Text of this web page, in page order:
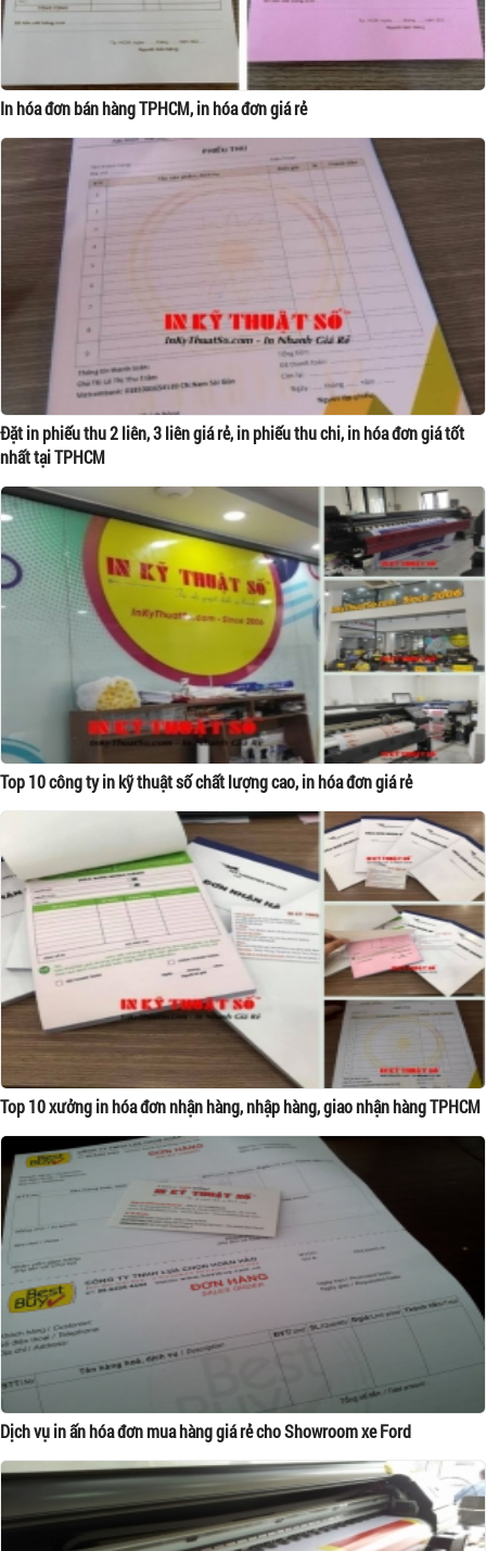
In hóa đơn bán hàng TPHCM, in hóa đơn giá rẻ
Đặt in phiếu thu 2 liên, 3 liên giá rẻ, in phiếu thu chi, in hóa đơn giá tốt
nhất tại TPHCM
Top 10 công ty in kỹ thuật số chất lượng cao, in hóa đơn giá rẻ
Top 10 xưởng in hóa đơn nhận hàng, nhập hàng, giao nhận hàng TPHCM
Dịch vụ in ấn hóa đơn mua hàng giá rẻ cho Showroom xe Ford